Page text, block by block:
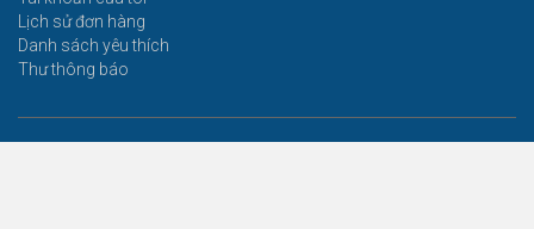
Lịch sử đơn hàng
Danh sách yêu thích
Thư thông báo